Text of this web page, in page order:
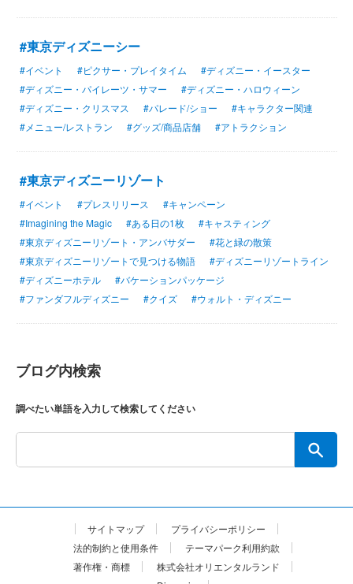
#東京ディズニーシー
#イベント #ピクサー・プレイタイム
#ディズニー・イースター
#ディズニー・パイレーツ・サマー
#ディズニー・ハロウィーン
#ディズニー・クリスマス
#パレード/ショー
#キャラクター関連
#メニュー/レストラン
#グッズ/商品店舗 #アトラクション
#東京ディズニーリゾート
#イベント #プレスリリース
#キャンペーン
#Imagining the Magic
#ある日の1枚
#キャスティング
#東京ディズニーリゾート・アンバサダー
#花と緑の散策
#東京ディズニーリゾートで見つける物語
#ディズニーリゾートライン
#ディズニーホテル
#バケーションパッケージ
#ファンダフルディズニー
#クイズ #ウォルト・ディズニー
ブログ内検索
調べたい単語を入力して検索してください
サイトマップ
プライバシーポリシー
法的制約と使用条件
テーマパーク利用約款
著作権・商標
株式会社オリエンタルランド